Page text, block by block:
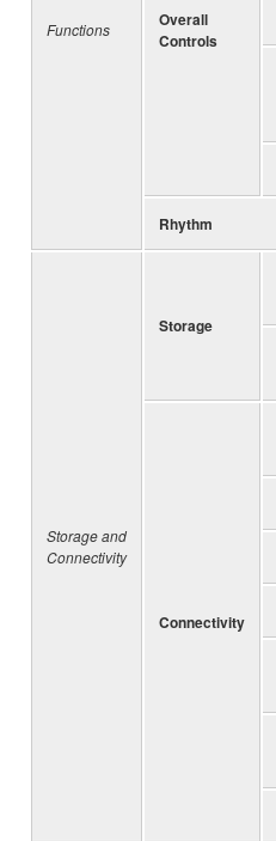
Functions
Overall
Controls
Rhythm
Storage and
Connectivity
Storage
Connectivity